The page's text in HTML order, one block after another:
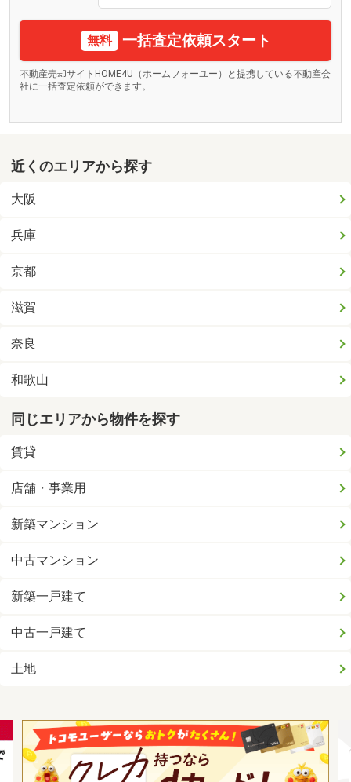
無料 一括査定依頼スタート
不動産売却サイトHOME4U（ホームフォーユー）と提携している不動産会
社に一括査定依頼ができます。
近くのエリアから探す
大阪
兵庫
京都
滋賀
奈良
和歌山
同じエリアから物件を探す
賃貸
店舗・事業用
新築マンション
中古マンション
新築一戸建て
中古一戸建て
土地